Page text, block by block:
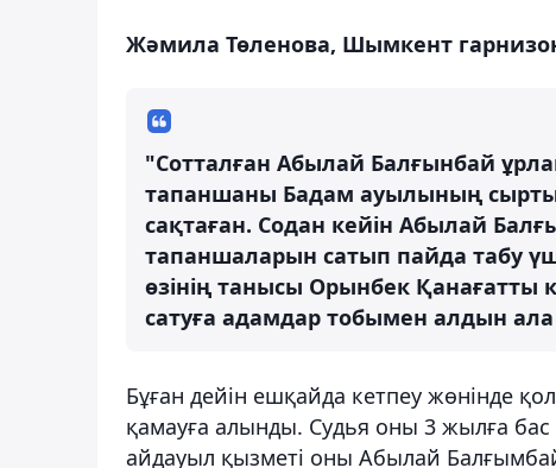
Жәмила Төленова, Шымкент
"Сотталған Абылай Балғынбай
тапаншаны Бадам ауылының
сақтаған. Содан кейін Абылай
тапаншаларын сатып пайда табу
өзінің танысы Орынбек Қанағатты
сатуға адамдар тобымен алдын
Бұған дейін ешқайда кетпеу жөнінде
қамауға алынды. Судья оны 3 жылға
айдауыл қызметі оны Абылай